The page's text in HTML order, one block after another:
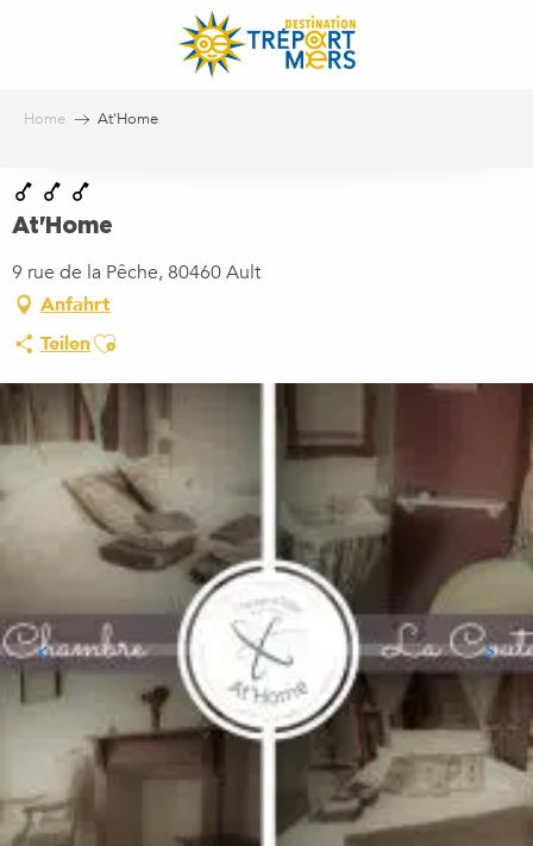
Home At'Home
At'Home
9 rue de la Pêche, 80460 Ault
Anfahrt
TeilenAjouter aux favoris